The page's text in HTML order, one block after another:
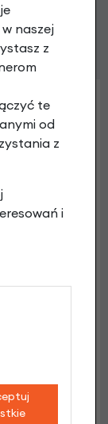
wybrali
hamulec w
naszej
z
te
od
z
i